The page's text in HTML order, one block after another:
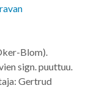
Blom).
sign. puuttuu.
Gertrud